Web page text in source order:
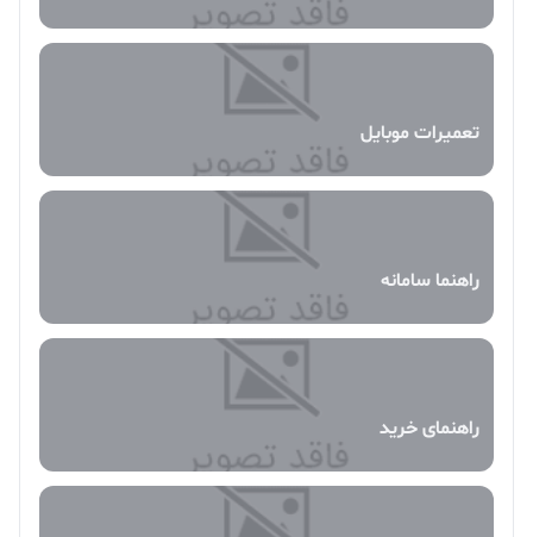
تعمیرات موبایل
راهنما سامانه
راهنمای خرید